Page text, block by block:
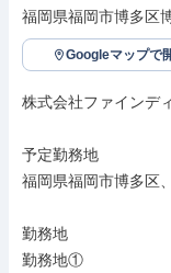
福岡県福岡市博多区
Googleマップで
株式会社ファインデ
予定勤務地
福岡県福岡市博多区
勤務地
勤務地①